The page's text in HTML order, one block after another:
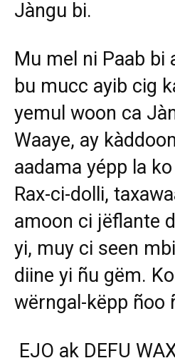
Jàngu bi.
Mu mel ni Paab bi
bu mucc ayib cig
yemul woon ca
Waaye, ay
aadama yépp la
Rax-ci-dolli,
amoon ci jëflante
yi, muy ci seen
diine yi ñu gëm.
wërngal-këpp ñoo
EJO ak DEFU